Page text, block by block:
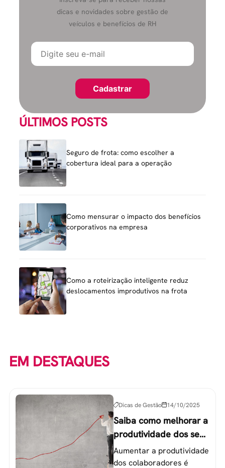
dicas e novidades sobre gestão de
veículos e benefícios de RH
ÚLTIMOS POSTS
Seguro de frota: como escolher a
cobertura ideal para a operação
Como mensurar o impacto dos benefícios
corporativos na empresa
Como a roteirização inteligente reduz
deslocamentos improdutivos na frota
EM DESTAQUES
Dicas de Gestão 14/10/2025
Saiba como melhorar a
produtividade dos seus
colaboradores
Aumentar a produtividade
dos colaboradores é